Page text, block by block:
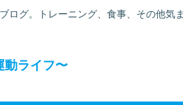
グ。トレーニング、食事、その他気
動ライフ〜